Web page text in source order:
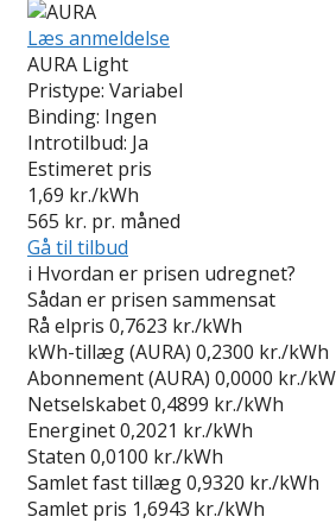
Læs anmeldelse
AURA Light
Pristype: Variabel
Binding: Ingen
Introtilbud: Ja
Estimeret pris
1,69 kr./kWh
565 kr. pr. måned
Gå til tilbud
i Hvordan er prisen udregnet?
Sådan er prisen sammensat
Rå elpris 0,7623 kr./kWh
kWh-tillæg (AURA) 0,2300 kr./kWh
Abonnement (AURA) 0,0000 kr./
Netselskabet0,4899 kr./kWh
Energinet0,2021 kr./kWh
Staten 0,0100 kr./kWh
Samlet fast tillæg0,9320 kr./kWh
Samlet pris 1,6943 kr./kWh